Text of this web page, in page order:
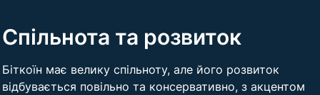
Спільнота та розвиток
Біткоїн має велику спільноту, але його розвиток
відбувається повільно та консервативно, з акцентом